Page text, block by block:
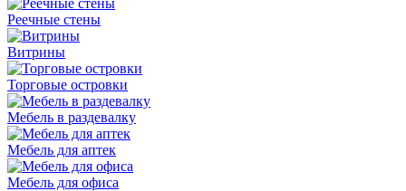
Реечные стены
Витрины
Торговые островки
Мебель в раздевалку
Мебель для аптек
Мебель для офиса